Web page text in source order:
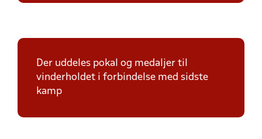
Der uddeles pokal og medaljer til
vinderholdet i forbindelse med sidste
kamp